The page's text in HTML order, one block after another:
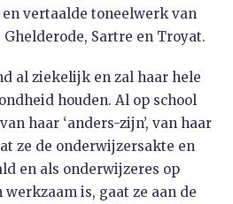
vertaalde toneelwerk van
Sartre en Troyat.
al ziekelijk en zal haar hele
houden. Al op school
haar ‘anders-zijn’, van haar
ze de onderwijzersakte en
en als onderwijzeres op
is, gaat ze aan de